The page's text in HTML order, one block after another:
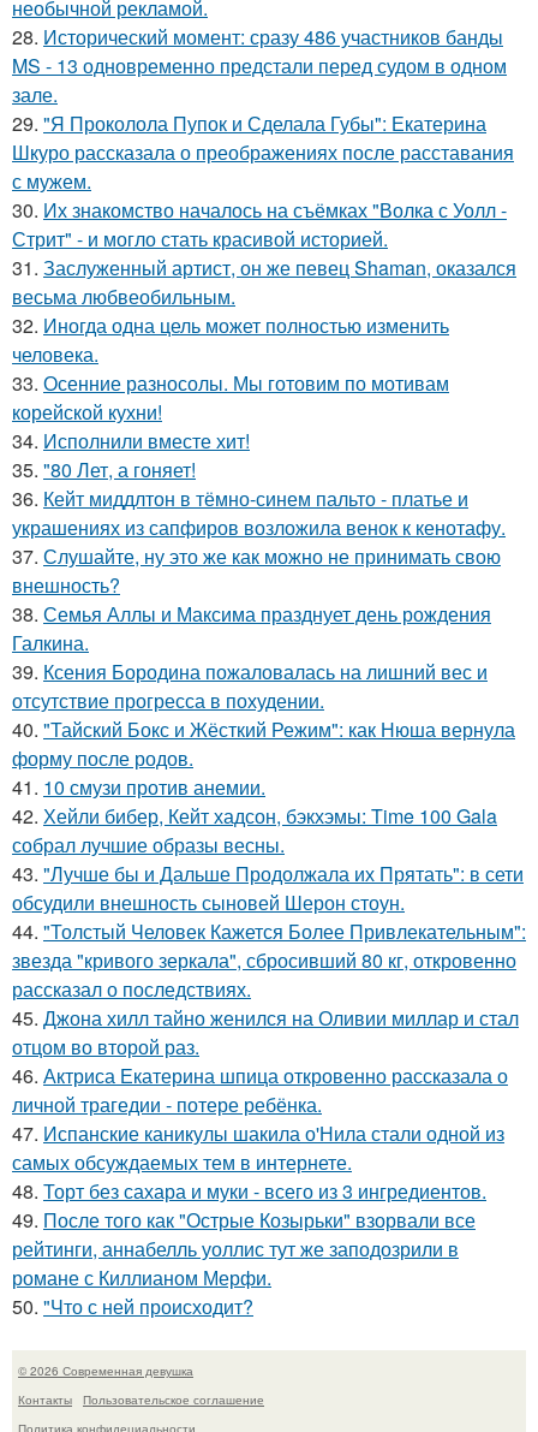
необычной рекламой.
28. Исторический момент: сразу 486 участников банды
MS - 13 одновременно предстали перед судом в одном
зале.
29. "Я Проколола Пупок и Сделала Губы": Екатерина
Шкуро рассказала о преображениях после расставания
с мужем.
30. Их знакомство началось на съёмках "Волка с Уолл -
Стрит" - и могло стать красивой историей.
31. Заслуженный артист, он же певец Shaman, оказался
весьма любвеобильным.
32. Иногда одна цель может полностью изменить
человека.
33. Осенние разносолы. Мы готовим по мотивам
корейской кухни!
34. Исполнили вместе хит!
35. "80 Лет, а гоняет!
36. Кейт миддлтон в тёмно-синем пальто - платье и
украшениях из сапфиров возложила венок к кенотафу.
37. Слушайте, ну это же как можно не принимать свою
внешность?
38. Семья Аллы и Максима празднует день рождения
Галкина.
39. Ксения Бородина пожаловалась на лишний вес и
отсутствие прогресса в похудении.
40. "Тайский Бокс и Жёсткий Режим": как Нюша вернула
форму после родов.
41. 10 смузи против анемии.
42. Хейли бибер, Кейт хадсон, бэкхэмы: Time 100 Gala
собрал лучшие образы весны.
43. "Лучше бы и Дальше Продолжала их Прятать": в сети
обсудили внешность сыновей Шерон стоун.
44. "Толстый Человек Кажется Более Привлекательным":
звезда "кривого зеркала", сбросивший 80 кг, откровенно
рассказал о последствиях.
45. Джона хилл тайно женился на Оливии миллар и стал
отцом во второй раз.
46. Актриса Екатерина шпица откровенно рассказала о
личной трагедии - потере ребёнка.
47. Испанские каникулы шакила о'Нила стали одной из
самых обсуждаемых тем в интернете.
48. Торт без сахара и муки - всего из 3 ингредиентов.
49. После того как "Острые Козырьки" взорвали все
рейтинги, аннабелль уоллис тут же заподозрили в
романе с Киллианом Мерфи.
50. "Что с ней происходит?
© 2026 Современная девушка
Контакты
Пользовательское соглашение
Политика конфидециальности